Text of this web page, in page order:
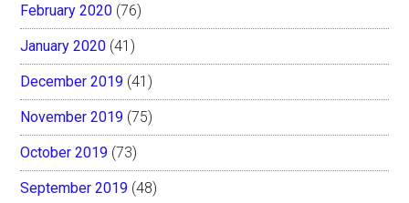
February 2020 (76)
January 2020 (41)
December 2019 (41)
November 2019 (75)
October 2019 (73)
September 2019 (48)